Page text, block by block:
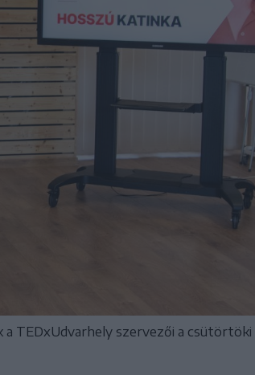
TEDxUdvarhely szervezői a csütörtöki